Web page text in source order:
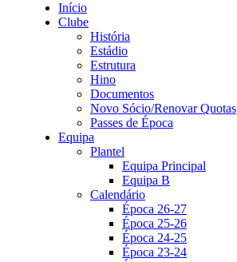
Início
Clube
História
Estádio
Estrutura
Hino
Documentos
Novo Sócio/Renovar Quotas
Passes de Época
Equipa
Plantel
Equipa Principal
Equipa B
Calendário
Época 26-27
Época 25-26
Época 24-25
Época 23-24